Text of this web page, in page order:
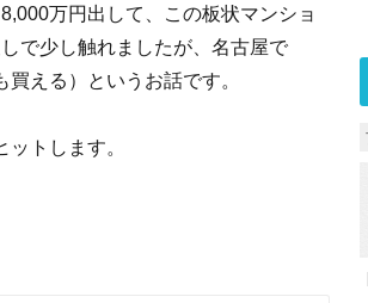
万円出して、この板状マンショ
で少し触れましたが、名古屋で
える）というお話です。
トします。